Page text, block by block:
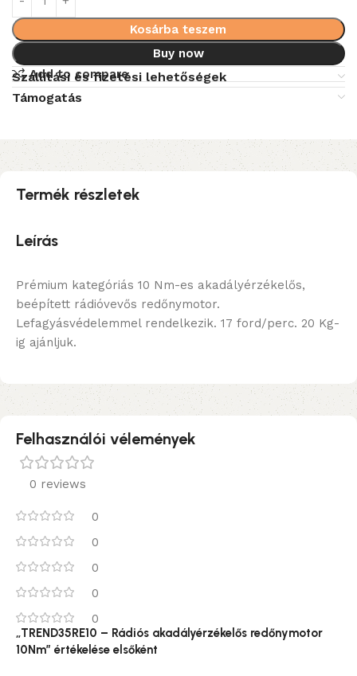
Kosárba teszem
Buy now
Add to compare
Szállítási és fizetési lehetőségek
Támogatás
Termék részletek
Leírás
Prémium kategóriás 10 Nm-es akadályérzékelős,
beépített rádióvevős redőnymotor.
Lefagyásvédelemmel rendelkezik. 17 ford/perc. 20 Kg-
ig ajánljuk.
Felhasználói vélemények
0 reviews
0
0
0
0
0
„TREND35RE10 – Rádiós akadályérzékelős redőnymotor
10Nm” értékelése elsőként